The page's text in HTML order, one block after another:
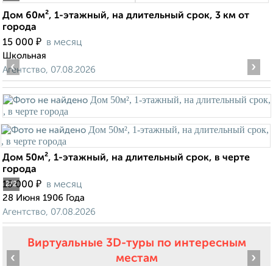
Дом 60м², 1-этажный, на длительный срок, 3 км от
города
15 000 ₽ в месяц
Школьная
Агентство, 07.08.2026
2/2
‹ ›
Дом 50м², 1-этажный, на длительный срок, в черте
города
15 000 ₽ в месяц
28 Июня 1906 Года
Агентство, 07.08.2026
Виртуальные 3D-туры по интересным
местам
‹ ›